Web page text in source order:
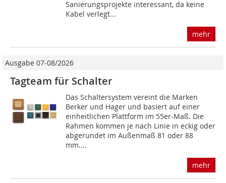
Sanierungsprojekte interessant, da keine
Kabel verlegt...
mehr
Ausgabe 07-08/2026
Tagteam für Schalter
Das Schaltersystem vereint die Marken
Berker und Hager und basiert auf einer
einheitlichen Plattform im 55er-Maß. Die
Rahmen kommen je nach Linie in eckig oder
abgerundet im Außenmaß 81 oder 88
mm....
mehr